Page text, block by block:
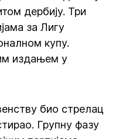
дербију. Три
за Лигу
купу.
издањем у
био стрелац
Групну фазу